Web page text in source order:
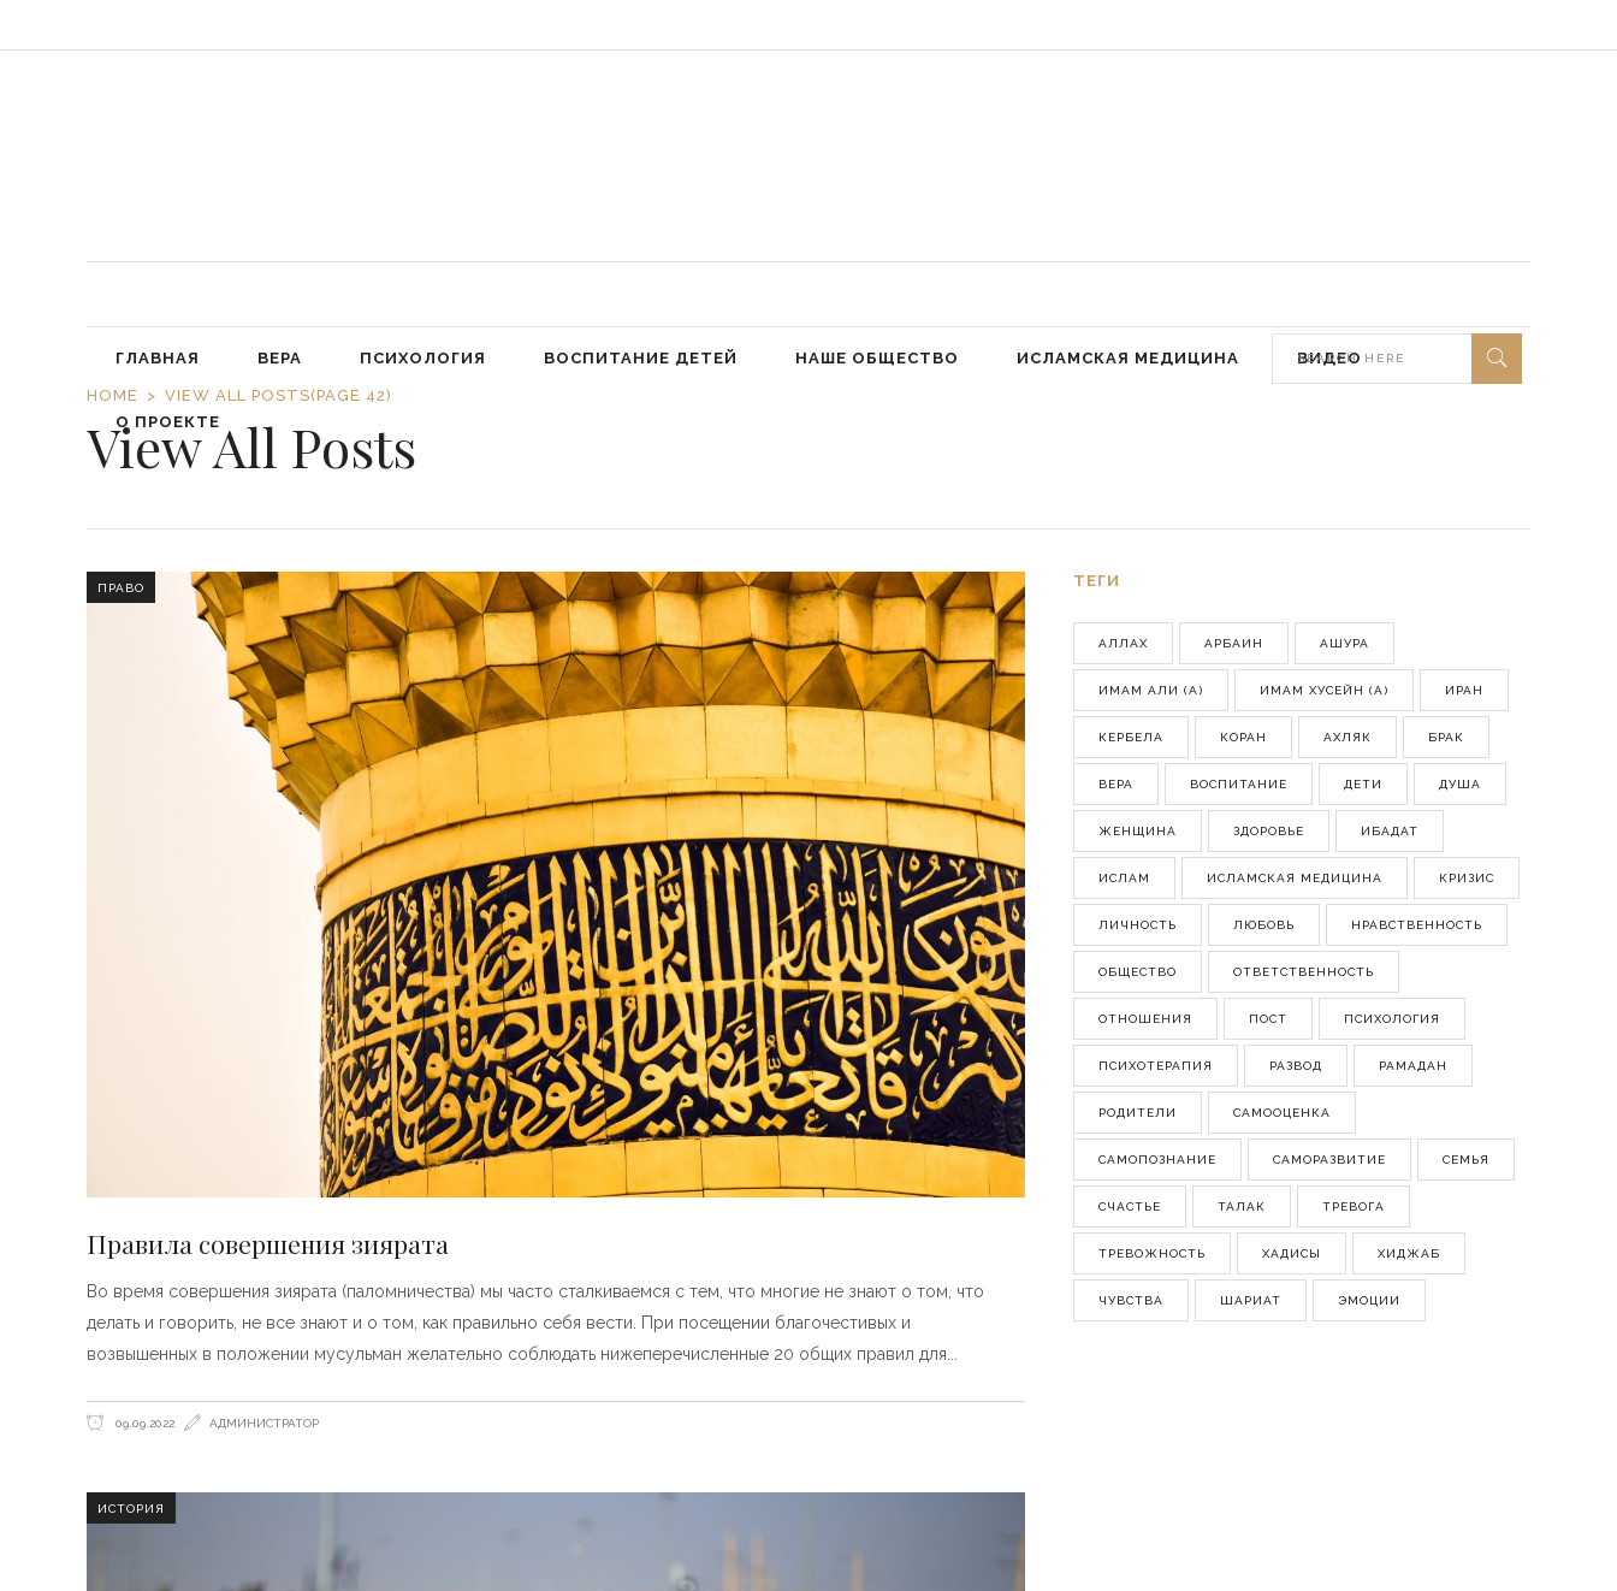
ГЛАВНАЯ ВЕРА ПСИХОЛОГИЯ ВОСПИТАНИЕ ДЕТЕЙ НАШЕ ОБЩЕСТВО ИСЛАМСКАЯ МЕДИЦИНА ВИДЕО
О ПРОЕКТЕ
HOME VIEW ALL POSTS(PAGE 42)
View All Posts
ПРАВО
Правила совершения зиярата
Во время совершения зиярата (паломничества) мы часто сталкиваемся с тем, что многие не знают о том, что
делать и говорить, не все знают и о том, как правильно себя вести. При посещении благочестивых и
возвышенных в положении мусульман желательно соблюдать нижеперечисленные 20 общих правил для
09.09.2022 АДМИНИСТРАТОР
ИСТОРИЯ
ТЕГИ
АЛЛАХ АРБАИН АШУРА
ИМАМ АЛИ (А) ИМАМ ХУСЕЙН (А) ИРАН
КЕРБЕЛА КОРАН АХЛЯК БРАК
ВЕРА ВОСПИТАНИЕ ДЕТИ ДУША
ЖЕНЩИНА ЗДОРОВЬЕ ИБАДАТ
ИСЛАМ ИСЛАМСКАЯ МЕДИЦИНА КРИЗИС
ЛИЧНОСТЬ ЛЮБОВЬ НРАВСТВЕННОСТЬ
ОБЩЕСТВО ОТВЕТСТВЕННОСТЬ
ОТНОШЕНИЯ ПОСТ ПСИХОЛОГИЯ
ПСИХОТЕРАПИЯ РАЗВОД РАМАДАН
РОДИТЕЛИ САМООЦЕНКА
САМОПОЗНАНИЕ САМОРАЗВИТИЕ СЕМЬЯ
СЧАСТЬЕ ТАЛАК ТРЕВОГА
ТРЕВОЖНОСТЬ ХАДИСЫ ХИДЖАБ
ЧУВСТВА ШАРИАТ ЭМОЦИИ